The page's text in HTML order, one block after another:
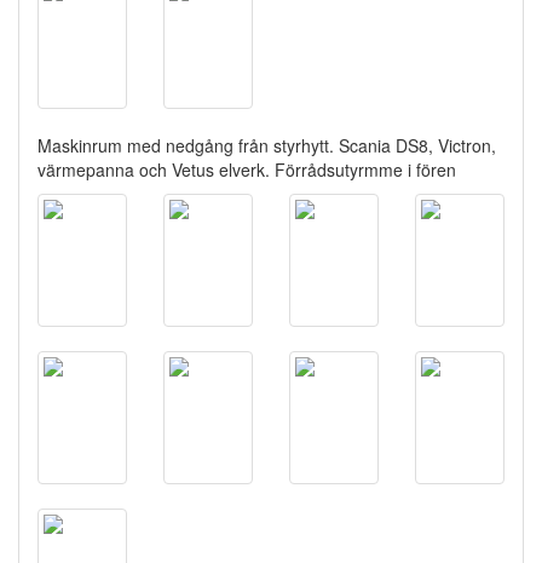
Maskinrum med nedgång från styrhytt. Scania DS8, Victron,
värmepanna och Vetus elverk. Förrådsutyrmme i fören